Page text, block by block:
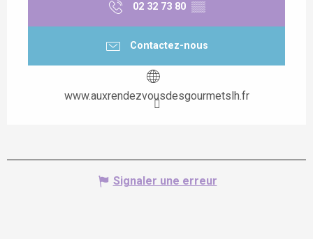
02 32 73 80 ▒▒
Contactez-nous
www.auxrendezvousdesgourmetslh.fr
Signaler une erreur